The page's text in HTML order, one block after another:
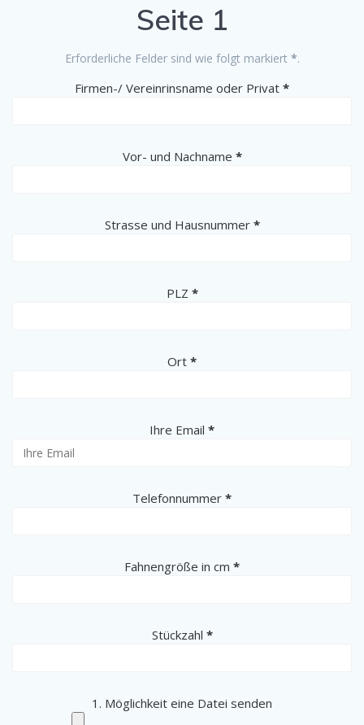
Seite 1
Erforderliche Felder sind wie folgt markiert *.
Firmen-/ Vereinrinsname oder Privat (erforderlich)
*
Vor- und Nachname (erforderlich)
*
Strasse und Hausnummer (erforderlich)
*
PLZ (erforderlich)
*
Ort (erforderlich)
*
Ihre Email (erforderlich)
*
Telefonnummer (erforderlich)
*
Fahnengröße in cm (erforderlich)
*
Stückzahl (erforderlich)
*
1. Möglichkeit eine Datei senden